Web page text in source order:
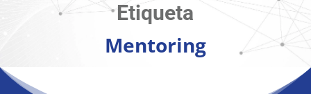
Etiqueta
Mentoring